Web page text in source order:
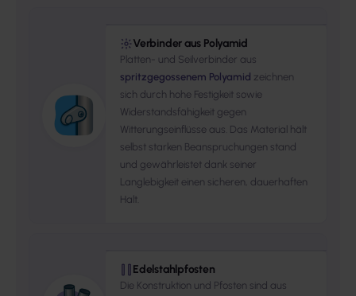
Verbinder aus Polyamid
Platten- und Seilverbinder aus
spritzgegossenem Polyamid zeichnen
sich durch hohe Festigkeit sowie
Widerstandsfähigkeit gegen
Witterungseinflüsse aus. Das Material hält
selbst starken Beanspruchungen stand
und gewährleistet dank seiner
Langlebigkeit einen sicheren, dauerhaften
Halt.
Edelstahlpfosten
Die Konstruktion und Pfosten sind aus